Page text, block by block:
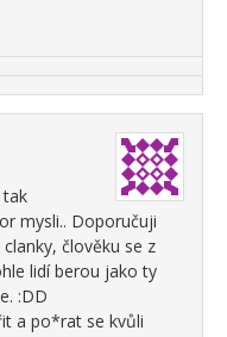
tak
mysli.. Doporučuji
člověku se z
lidí berou jako ty
:DD
a po*rat se kvůli